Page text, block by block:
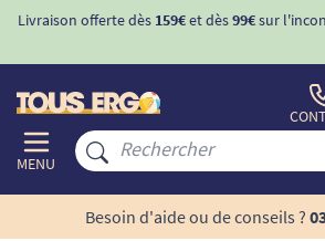
Livraison offerte dès 159€et dès99€sur
MENU
Besoin d'aide ou de conseils ?